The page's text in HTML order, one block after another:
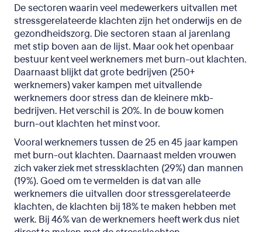
De sectoren waarin veel medewerkers uitvallen met
stressgerelateerde klachten zijn het onderwijs en de
gezondheidszorg. Die sectoren staan al jarenlang
met stip boven aan de lijst. Maar ook het openbaar
bestuur kent veel werknemers met burn-out klachten.
Daarnaast blijkt dat grote bedrijven (250+
werknemers) vaker kampen met uitvallende
werknemers door stress dan de kleinere mkb-
bedrijven. Het verschil is 20%. In de bouw komen
burn-out klachten het minst voor.
Vooral werknemers tussen de 25 en 45 jaar kampen
met burn-out klachten. Daarnaast melden vrouwen
zich vaker ziek met stressklachten (29%) dan mannen
(19%). Goed om te vermelden is dat van alle
werknemers die uitvallen door stressgerelateerde
klachten, de klachten bij 18% te maken hebben met
werk. Bij 46% van de werknemers heeft werk dus niet